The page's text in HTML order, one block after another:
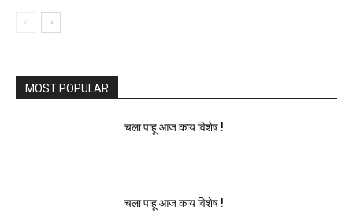
MOST POPULAR
चला पाहू आज काय विशेष !
चला पाहू आज काय विशेष !